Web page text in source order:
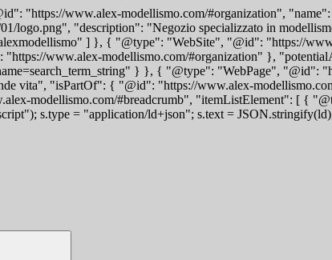
"https://www.alex-modellismo.com/#organization",
logo.png", "description": "Negozio specializzato in
] }, { "@type": "WebSite", "@id": "https://
www.alex-modellismo.com/#organization" },
} }, { "@type": "WebPage", "@id":
vita", "isPartOf": { "@id": "https://www.alex-
modellismo.com/#breadcrumb", "itemListElement": [ {
s.type = "application/ld+json"; s.text =